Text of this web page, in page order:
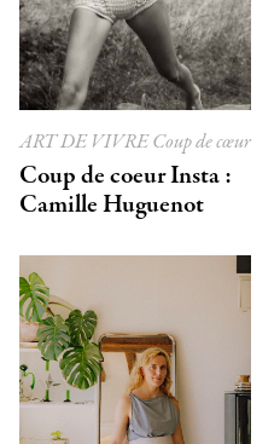
ART DE VIVRECoup de cœur
Coup de coeur Insta :
Camille Huguenot